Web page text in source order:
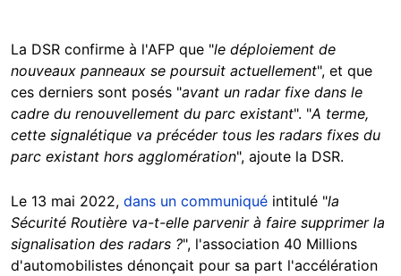
La DSR confirme à l'AFP que "le déploiement de
nouveaux panneaux se poursuit actuellement", et que
ces derniers sont posés "avant un radar fixe dans le
cadre du renouvellement du parc existant". "A terme,
cette signalétique va précéder tous les radars fixes du
parc existant hors agglomération", ajoute la DSR.
Le 13 mai 2022, dans un communiqué intitulé "la
Sécurité Routière va-t-elle parvenir à faire supprimer la
signalisation des radars ?", l'association 40 Millions
d'automobilistes dénonçait pour sa part l'accélération